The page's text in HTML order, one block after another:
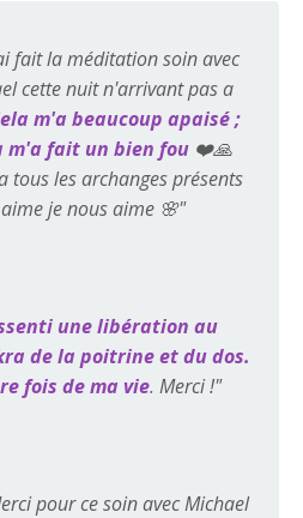
fait la méditation soin avec
cette nuit n'arrivant pas a
m'a beaucoup apaisé ;
m'a fait un bien fou ❤️🙏
tous les archanges présents
je nous aime 🌸"
une libération au
de la poitrine et du dos.
fois de ma vie. Merci !"
pour ce soin avec Michael